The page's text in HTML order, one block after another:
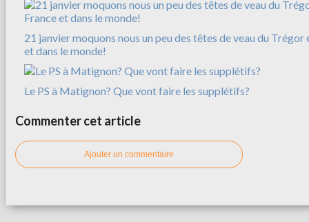
21 janvier moquons nous un peu des têtes de veau du Trégor
et dans le monde!
Le PS à Matignon? Que vont faire les supplétifs?
Commenter cet article
Ajouter un commentaire